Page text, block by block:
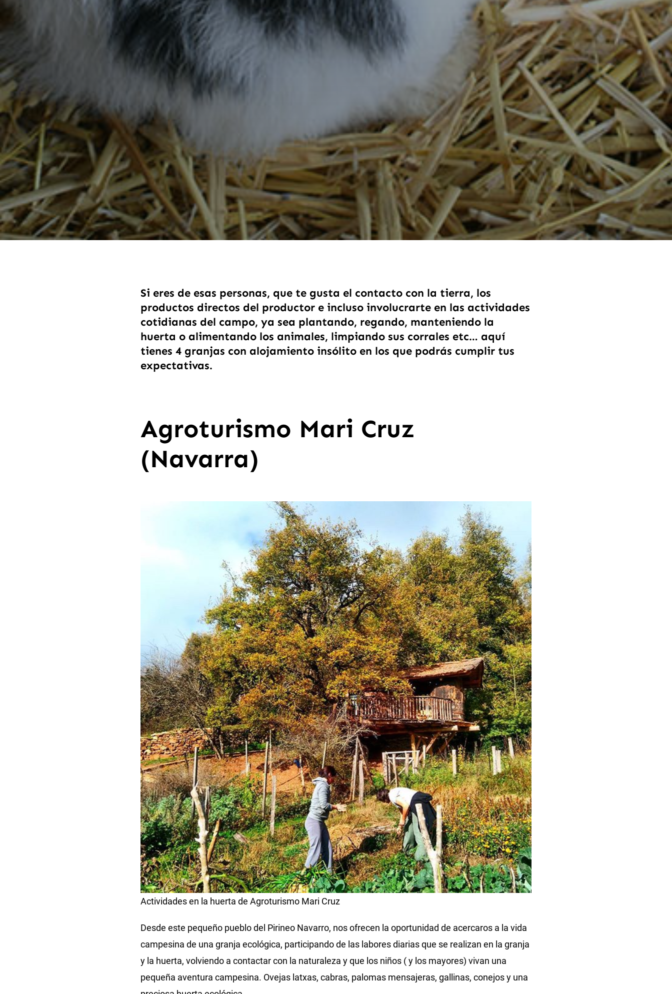
Si eres de esas personas, que te gusta el contacto con la tierra, los
productos directos del productor e incluso involucrarte en las actividades
cotidianas del campo, ya sea plantando, regando, manteniendo la
huerta o alimentando los animales, limpiando sus corrales etc… aquí
tienes 4 granjas con alojamiento insólito en los que podrás cumplir tus
expectativas.
Agroturismo Mari Cruz
(Navarra)
Actividades en la huerta de Agroturismo Mari Cruz
Desde este pequeño pueblo del Pirineo Navarro, nos ofrecen la oportunidad de acercaros a la vida
campesina de una granja ecológica, participando de las labores diarias que se realizan en la granja
y la huerta, volviendo a contactar con la naturaleza y que los niños ( y los mayores) vivan una
pequeña aventura campesina. Ovejas latxas, cabras, palomas mensajeras, gallinas, conejos y una